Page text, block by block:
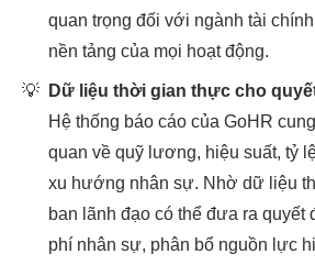
quan trọng đối với ngành tài
nền tảng của mọi hoạt động.
💡
Dữ liệu thời gian thực cho
Hệ thống báo cáo của GoHR
quan về quỹ lương, hiệu suất, tỷ
xu hướng nhân sự. Nhờ dữ liệu
ban lãnh đạo có thể đưa ra quyết
phí nhân sự, phân bổ nguồn lực